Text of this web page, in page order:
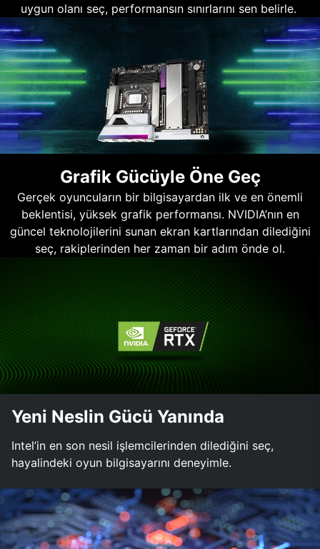
uygun olanı seç, performansın sınırlarını sen belirle.
Grafik Gücüyle Öne Geç
Gerçek oyuncuların bir bilgisayardan ilk ve en önemli
beklentisi, yüksek grafik performansı. NVIDIA’nın en
güncel teknolojilerini sunan ekran kartlarından dilediğini
seç, rakiplerinden her zaman bir adım önde ol.
Yeni Neslin Gücü Yanında
Intel’in en son nesil işlemcilerinden dilediğini seç,
hayalindeki oyun bilgisayarını deneyimle.